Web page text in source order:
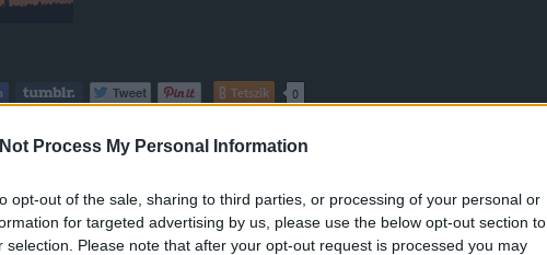
Process My Personal Information
opt-out of the sale, sharing to third parties, or processing of your personal or
for targeted advertising by us, please use the below opt-out section to
selection. Please note that after your opt-out request is processed you may
Tetszik 0
a beledi katasztrófának